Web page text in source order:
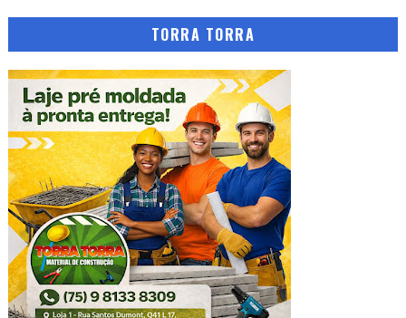
TORRA TORRA